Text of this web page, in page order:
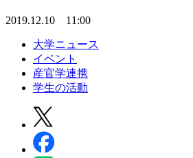
2019.12.10 11:00
大学ニュース
イベント
産官学連携
学生の活動